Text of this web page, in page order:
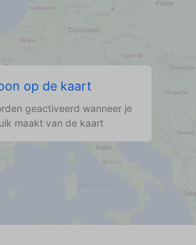
op de kaart
geactiveerd wanneer je
maakt van de kaart